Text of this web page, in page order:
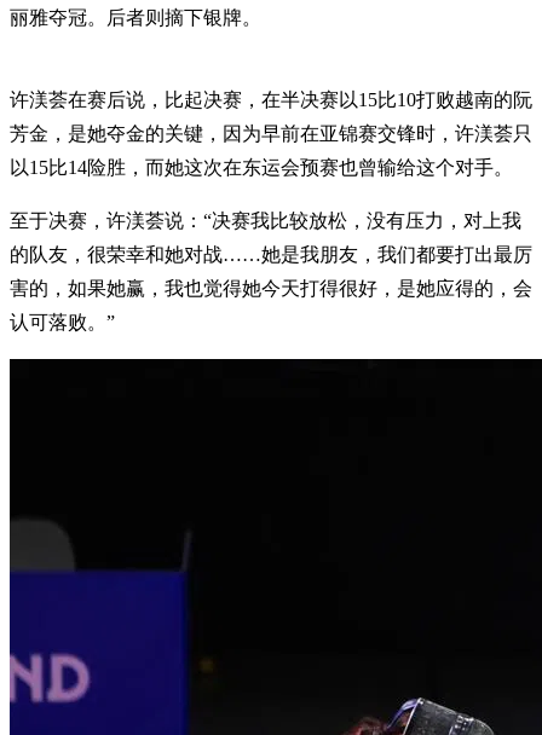
丽雅夺冠。后者则摘下银牌。
许渼荟在赛后说，比起决赛，在半决赛以15比10打败越南的阮
芳金，是她夺金的关键，因为早前在亚锦赛交锋时，许渼荟只
以15比14险胜，而她这次在东运会预赛也曾输给这个对手。
至于决赛，许渼荟说：“决赛我比较放松，没有压力，对上我
的队友，很荣幸和她对战……她是我朋友，我们都要打出最厉
害的，如果她赢，我也觉得她今天打得很好，是她应得的，会
认可落败。”